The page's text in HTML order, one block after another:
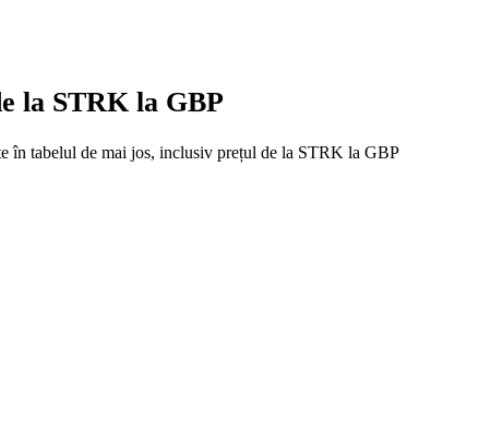
la STRK la GBP
în tabelul de mai jos, inclusiv prețul de la STRK la GBP